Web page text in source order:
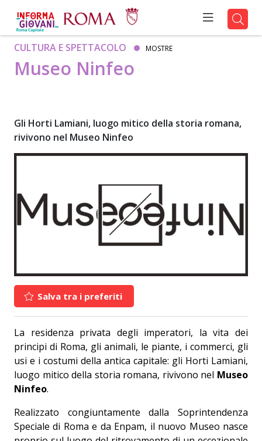
CULTURA E SPETTACOLO MOSTRE
Museo Ninfeo
Gli Horti Lamiani, luogo mitico della storia romana,
rivivono nel Museo Ninfeo
Salva tra i preferiti
La residenza privata degli imperatori, la vita dei
principi di Roma, gli animali, le piante, i commerci, gli
usi e i costumi della antica capitale: gli Horti Lamiani,
luogo mitico della storia romana, rivivono nel Museo
Ninfeo.
Realizzato congiuntamente dalla Soprintendenza
Speciale di Roma e da Enpam, il nuovo Museo nasce